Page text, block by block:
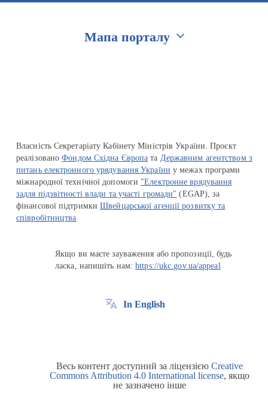
Мапа порталу
Власність Секретаріату Кабінету Міністрів України. Проєкт
реалізованоФондом Східна Європа та Державним агентством з
питань електронного урядування України у межах програми
міжнародної технічної допомоги "Електронне врядування
задля підзвітності влади та участі громади" (EGAP), за
фінансової підтримкиШвейцарської агенції розвитку та
співробітництва
Якщо ви маєте зауваження або пропозиції, будь
ласка, напишіть нам:https://ukc.gov.ua/appeal
In English
Весь контент доступний за ліцензією Creative
Commons Attribution 4.0 International license, якщо
не зазначено інше